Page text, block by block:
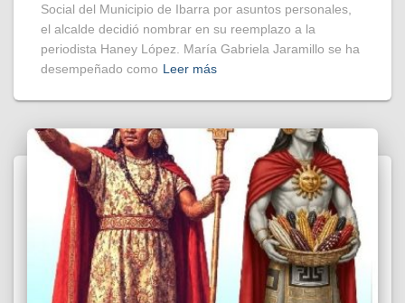
Social del Municipio de Ibarra por asuntos personales,
el alcalde decidió nombrar en su reemplazo a la
periodista Haney López. María Gabriela Jaramillo se ha
desempeñado como Leer más